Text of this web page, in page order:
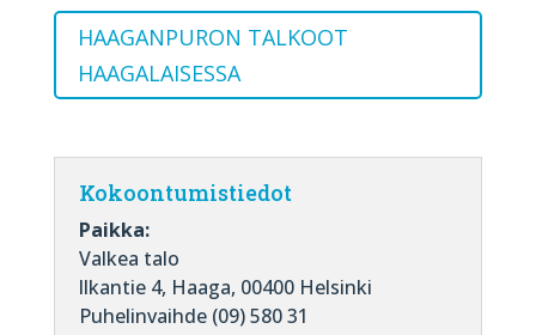
HAAGANPURON TALKOOT
HAAGALAISESSA
Kokoontumistiedot
Paikka:
Valkea talo
llkantie 4, Haaga, 00400 Helsinki
Puhelinvaihde (09) 580 31